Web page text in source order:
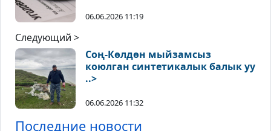
06.06.2026 11:19
Следующий >
Соң-Көлдөн мыйзамсыз
коюлган синтетикалык балык уу
..>
06.06.2026 11:32
Последние новости